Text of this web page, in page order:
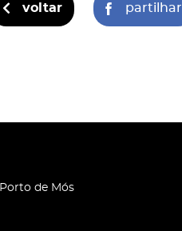
voltar partilhar
de Mós